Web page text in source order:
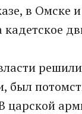
в Омске
был
царской